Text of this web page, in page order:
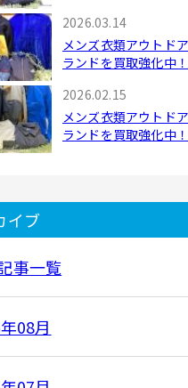
2026.03.14
メンズ衣類アウトド
ランドを買取強化中！
2026.02.15
メンズ衣類アウトド
ランドを買取強化中！
イブ
事一覧
08月